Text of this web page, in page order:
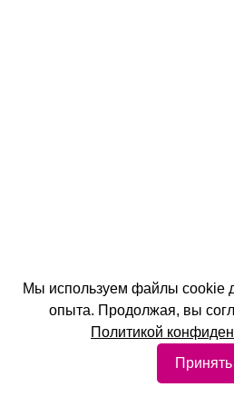
Мы используем файлы cookie
опыта. Продолжая, вы
Политикой
Принять